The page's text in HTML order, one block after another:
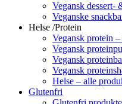
Vegansk dessert-
Veganske
Helse /Protein
Vegansk protein
Vegansk
Vegansk
Vegansk
Helse – alle
Glutenfri